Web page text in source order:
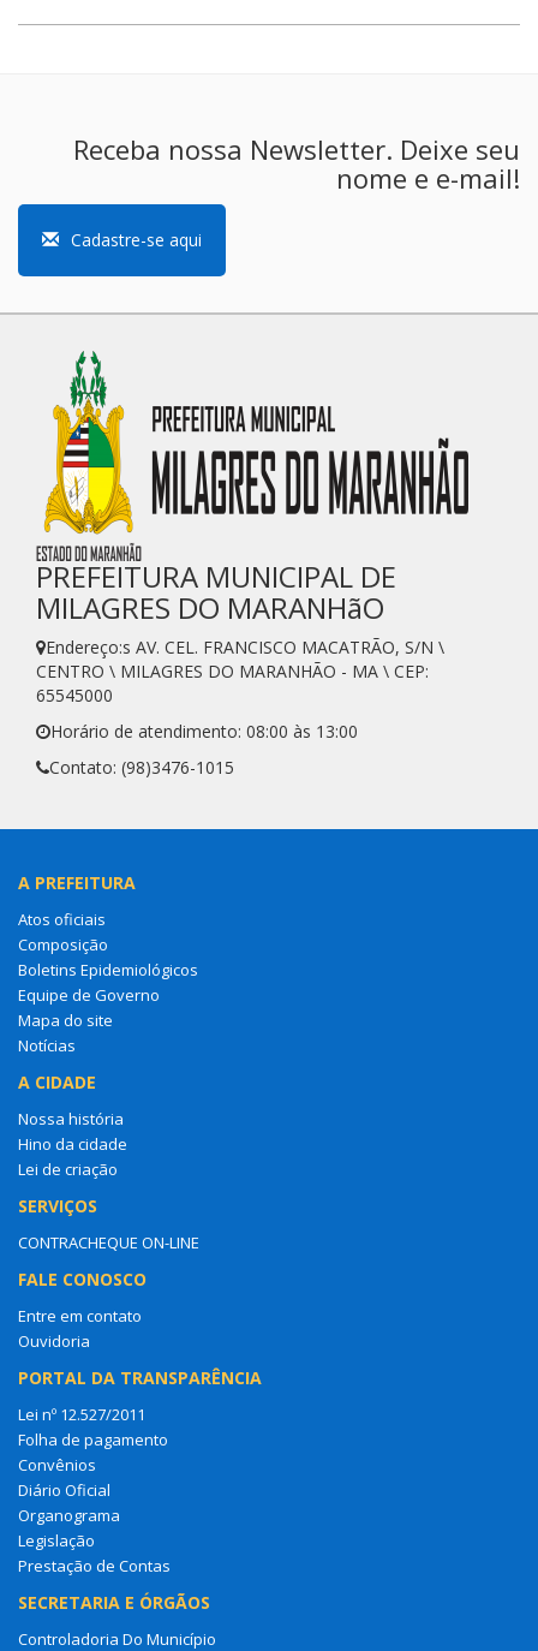
Receba nossa Newsletter. Deixe seu
nome e e-mail!
Cadastre-se aqui
PREFEITURA MUNICIPAL DE
MILAGRES DO MARANHãO
Endereço:s AV. CEL. FRANCISCO MACATRÃO, S/N \
CENTRO \ MILAGRES DO MARANHÃO - MA \ CEP:
65545000
Horário de atendimento: 08:00 às 13:00
Contato: (98)3476-1015
A PREFEITURA
Atos oficiais
Composição
Boletins Epidemiológicos
Equipe de Governo
Mapa do site
Notícias
A CIDADE
Nossa história
Hino da cidade
Lei de criação
SERVIÇOS
CONTRACHEQUE ON-LINE
FALE CONOSCO
Entre em contato
Ouvidoria
PORTAL DA TRANSPARÊNCIA
Lei nº 12.527/2011
Folha de pagamento
Convênios
Diário Oficial
Organograma
Legislação
Prestação de Contas
SECRETARIA E ÓRGÃOS
Controladoria Do Município